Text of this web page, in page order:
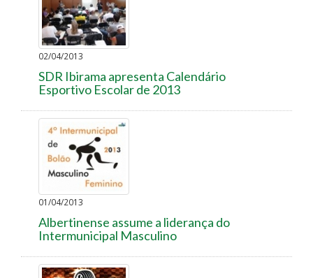
02/04/2013
SDR Ibirama apresenta Calendário
Esportivo Escolar de 2013
01/04/2013
Albertinense assume a liderança do
Intermunicipal Masculino